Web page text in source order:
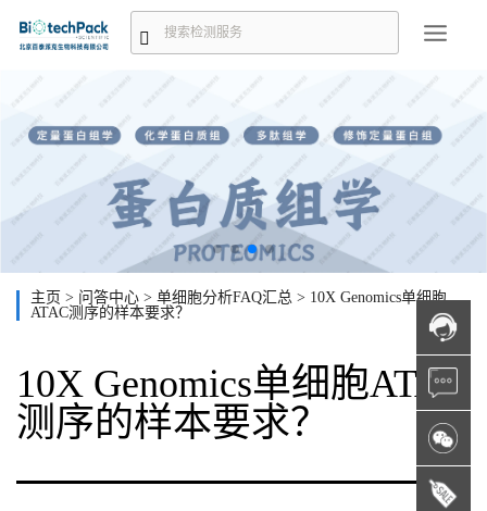
主页 > 问答中心 > 单细胞分析FAQ汇总 > 10X Genomics单细胞
ATAC测序的样本要求？
10X Genomics单细胞ATAC
测序的样本要求？